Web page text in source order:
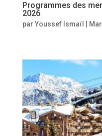
Programmes des
2026
par Youssef Ismaïl